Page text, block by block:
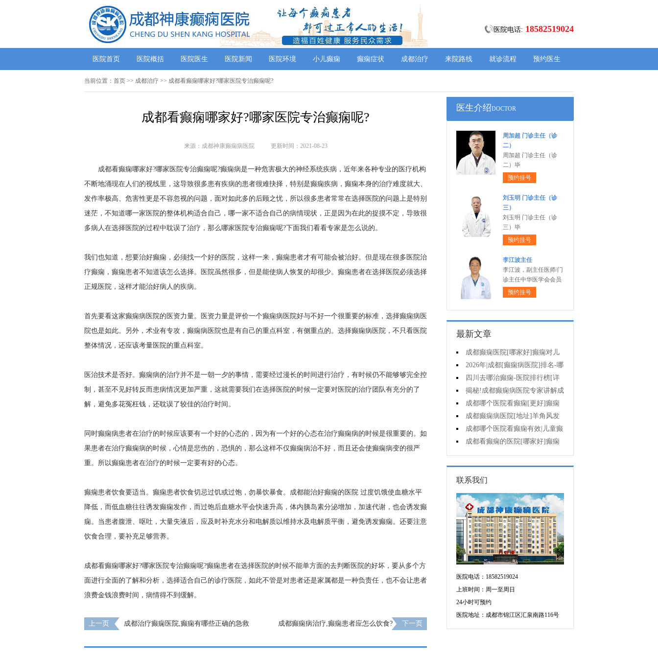
医院电话: 18582519024
医院首页 医院概括 医院医生 医院新闻 医院环境 小儿癫痫 癫痫症状 成都治疗 来院路线 就诊流程 预约医生
当前位置： 首页 >> 成都治疗 >> 成都看癫痫哪家好?哪家医院专治癫痫呢?
成都看癫痫哪家好?哪家医院专治癫痫呢?
来源：成都神康癫痫病医院 更新时间：2021-08-23
成都看癫痫哪家好?哪家医院专治癫痫呢?癫痫病是一种危害极大的神经系统疾病，近年来各种专业的医疗机构
不断地涌现在人们的视线里，这导致很多患有疾病的患者很难抉择，特别是癫痫疾病，癫痫本身的治疗难度就大、
发作率极高、危害性更是不容忽视的问题，面对如此多的后顾之忧，所以很多患者常常在选择医院的问题上是特别
迷茫，不知道哪一家医院的整体机构适合自己，哪一家不适合自己的病情现状，正是因为在此的捉摸不定，导致很
多病人在选择医院的过程中耽误了治疗，那么哪家医院专治癫痫呢?下面我们看看专家是怎么说的。
我们也知道，想要治好癫痫，必须找一个好的医院，这样一来，癫痫患者才有可能会被治好。但是现在很多医院治
疗癫痫，癫痫患者不知道该怎么选择。医院虽然很多，但是能使病人恢复的却很少。癫痫患者在选择医院必须选择
正规医院，这样才能治好病人的疾病。
首先要看这家癫痫病医院的医资力量。医资力量是评价一个癫痫病医院好与不好一个很重要的标准，选择癫痫病医
院也是如此。另外，术业有专攻，癫痫病医院也是有自己的重点科室，有侧重点的。选择癫痫病医院，不只看医院
整体情况，还应该考量医院的重点科室。
医治技术是否好。癫痫病的治疗并不是一朝一夕的事情，需要经过漫长的时间进行治疗，有时候仍不能够够完全控
制，甚至不见好转反而患病情况更加严重，这就需要我们在选择医院的时候一定要对医院的治疗团队有充分的了
解，避免多花冤枉钱，还耽误了较佳的治疗时间。
同时癫痫病患者在治疗的时候应该要有一个好的心态的，因为有一个好的心态在治疗癫痫病的时候是很重要的。如
果患者在治疗癫痫病的时候，心情是悲伤的，恐惧的，那么这样不仅癫痫病治不好，而且还会使癫痫病变的很严
重。所以癫痫患者在治疗的时候一定要有好的心态。
癫痫患者饮食要适当。癫痫患者饮食切忌过饥或过饱，勿暴饮暴食。 成都能治好癫痫的医院 过度饥饿使血糖水平
降低，而低血糖往往诱发癫痫发作，而过饱后血糖水平会快速升高，体内胰岛素分泌增加，加速代谢，也会诱发癫
痫。当患者腹泄、呕吐，大量失液后，应及时补充水分和电解质以维持水及电解质平衡，避免诱发癫痫。还要注意
饮食合理，要补充足够营养。
成都看癫痫哪家好?哪家医院专治癫痫呢?癫痫患者在选择医院的时候不能单方面的去判断医院的好坏，要从多个方
面进行全面的了解和分析，选择适合自己的诊疗医院，如此不管是对患者还是家属都是一种负责任，也不会让患者
浪费金钱浪费时间，病情得不到缓解。
上一页
成都治疗癫痫医院,癫痫有哪些正确的急救
成都癫痫病治疗,癫痫患者应怎么饮食? 下一页
医生介绍DOCTOR
周加超 门诊主任（诊
二）
周加超 门诊主任（诊
二）毕
预约挂号
刘玉明 门诊主任（诊
三）
刘玉明 门诊主任（诊
三）毕
预约挂号
李江波主任
李江波，副主任医师/门
诊主任中华医学会会员
预约挂号
最新文章
成都癫痫医院[哪家好]癫痫对儿
童病人心理有影响吗?
2026年|成都[癫痫病医院]排名-哪
些不良习惯能诱发癫痫?
四川去哪治癫痫-医院排行榜[详
细排名]癫痫治疗怎么治比较好?
揭秘!成都癫痫病医院专家讲解成
都哪一个医院能治疗癫痫?
成都哪个医院看癫痫[更好]癫痫
如何护理?
成都癫痫病医院[地址]羊角风发
作频率?
成都哪个医院看癫痫有效|儿童癫
痫治疗应该注意什么?
成都看癫痫的医院[哪家好]癫痫
发作原因是什么?
联系我们
医院电话：18582519024
上班时间：周一至周日
24小时可预约
医院地址：成都市锦江区汇泉南路116号